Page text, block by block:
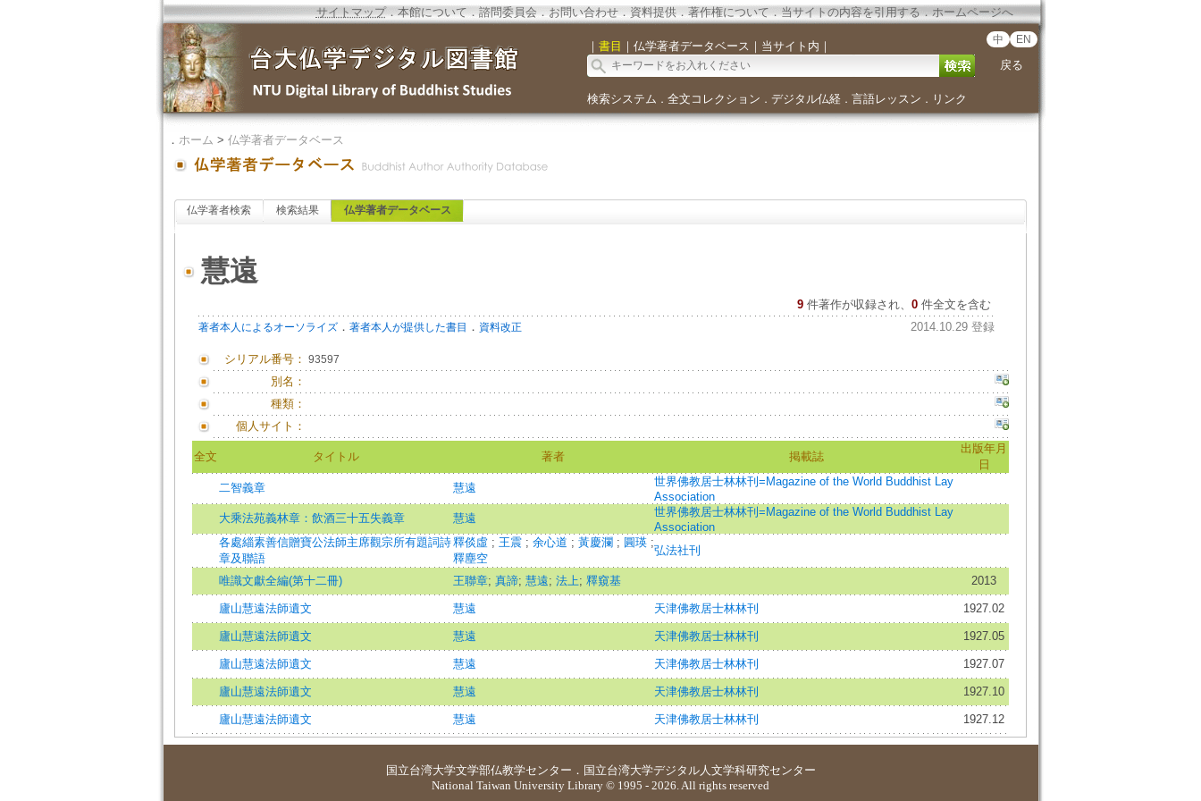
サイトマップ．本館について．諮問委員会． お問い合わせ． 資料提供．著作権について．当サイトの内容を引用する．ホームページへ
｜ 書目 ｜ 仏学著者データベース ｜ 当サイト内 ｜ 中 EN
戻る
検索システム ． 全文コレクション ． デジタル仏経． 言語レッスン ． リンク
． ホーム > 仏学著者データベース
仏学著者検索 検索結果 仏学著者データベース
慧遠
9 件著作が収録され、 0件全文を含む
著者本人によるオーソライズ． 著者本人が提供した書目 ． 資料改正 2014.10.29 登録
シリアル番号： 93597
別名：
種類：
個人サイト：
全文 タイトル 著者 掲載誌
出版年月
日
二智義章
慧遠
世界佛教居士林林刊=Magazine of the World Buddhist Lay
Association
大乘法苑義林章：飲酒三十五失義章
慧遠
世界佛教居士林林刊=Magazine of the World Buddhist Lay
Association
各處緇素善信贈寶公法師主席觀宗所有題詞詩
章及聯語
釋倓虛 ; 王震 ; 余心道 ; 黃慶瀾 ; 圓瑛 ;
釋塵空
弘法社刊
唯識文獻全編(第十二冊) 王聯章; 真諦; 慧遠; 法上; 釋窺基 2013
廬山慧遠法師遺文 慧遠 天津佛教居士林林刊 1927.02
廬山慧遠法師遺文 慧遠 天津佛教居士林林刊 1927.05
廬山慧遠法師遺文 慧遠 天津佛教居士林林刊 1927.07
廬山慧遠法師遺文 慧遠 天津佛教居士林林刊 1927.10
廬山慧遠法師遺文 慧遠 天津佛教居士林林刊 1927.12
国立台湾大学文学部仏教学センター ． 国立台湾大学デジタル人文学科研究センター
National Taiwan University Library © 1995 - 2026. All rights reserved